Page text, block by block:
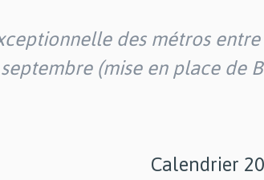
des métros
(mise en place de
Calendrier